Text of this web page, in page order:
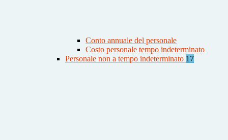
Conto annuale del personale
Costo personale tempo indeterminato
Personale non a tempo indeterminato 17